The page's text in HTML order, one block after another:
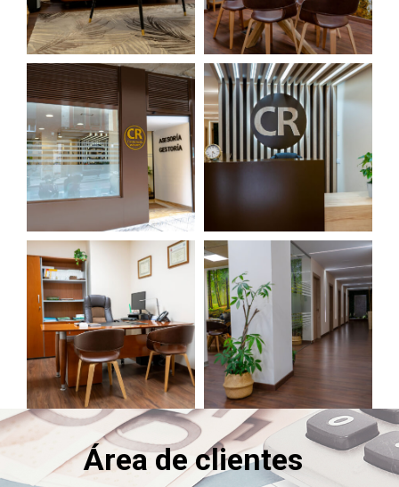
Área de clientes